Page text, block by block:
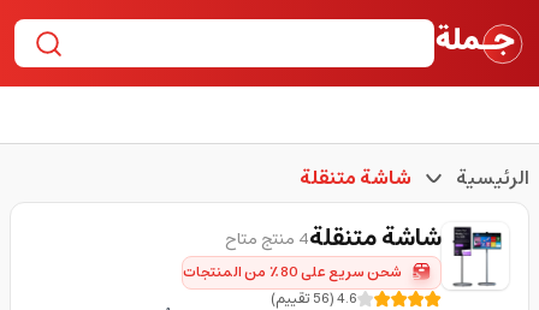
الرئيسية شاشة متنقلة
شاشة متنقلة4 منتج متاح
شحن سريع على 80٪ من المنتجات
4.6
(
56تقييم)